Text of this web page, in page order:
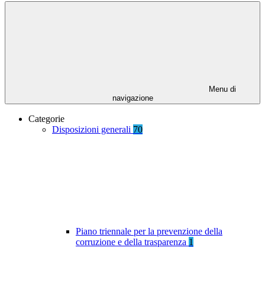
Menu di
navigazione
Categorie
Disposizioni generali 70
Piano triennale per la prevenzione della
corruzione e della trasparenza 1